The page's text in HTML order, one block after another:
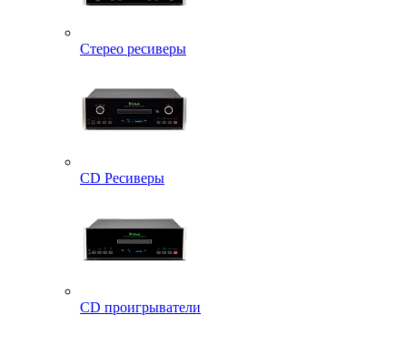
Стерео ресиверы
CD Ресиверы
CD проигрыватели